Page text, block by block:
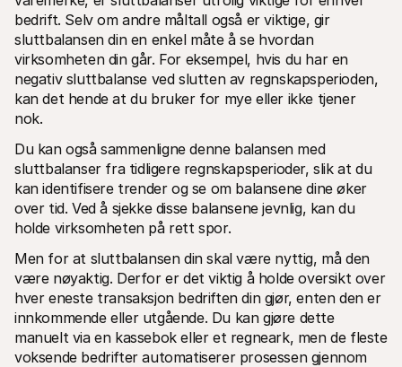
bedrift. Selv om andre måltall også er viktige, gir
sluttbalansen din en enkel måte å se hvordan
virksomheten din går. For eksempel, hvis du har en
negativ sluttbalanse ved slutten av regnskapsperioden,
kan det hende at du bruker for mye eller ikke tjener
nok.
Du kan også sammenligne denne balansen med
sluttbalanser fra tidligere regnskapsperioder, slik at du
kan identifisere trender og se om balansene dine øker
over tid. Ved å sjekke disse balansene jevnlig, kan du
holde virksomheten på rett spor.
Men for at sluttbalansen din skal være nyttig, må den
være nøyaktig. Derfor er det viktig å holde oversikt over
hver eneste transaksjon bedriften din gjør, enten den er
innkommende eller utgående. Du kan gjøre dette
manuelt via en kassebok eller et regneark, men de fleste
voksende bedrifter automatiserer prosessen gjennom